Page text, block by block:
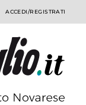
ACCEDI/REGISTRATI